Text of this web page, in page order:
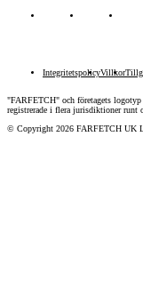
IntegritetspolicyVillkor
"FARFETCH" och företagets
registrerade i flera jurisdiktioner runt
© Copyright 2026 FARFETCH UK